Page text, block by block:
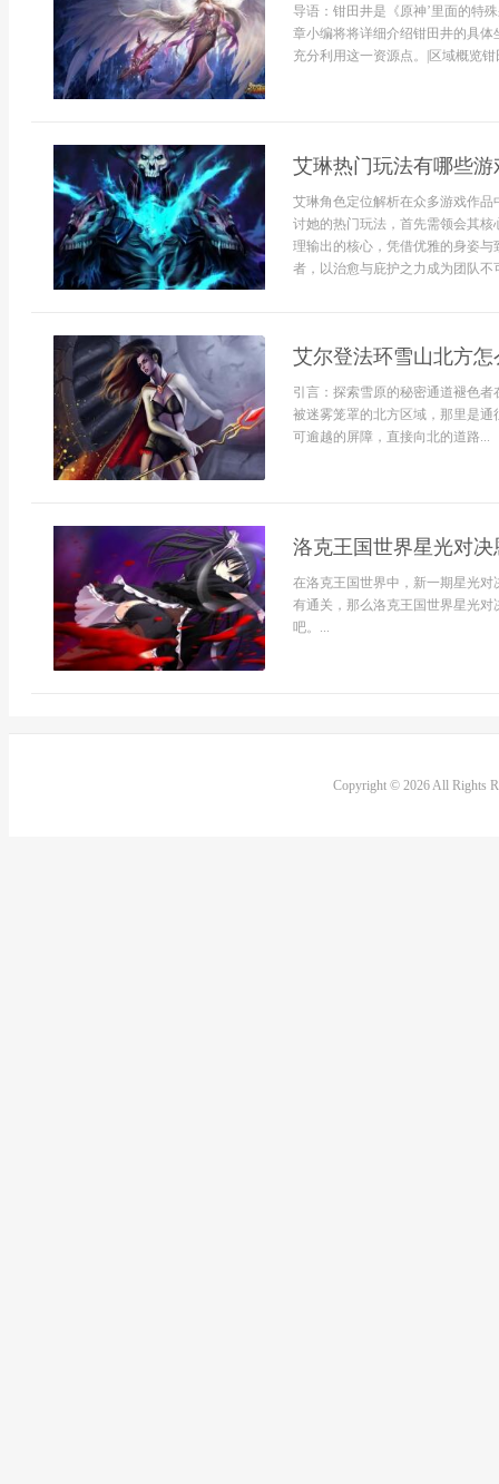
导语：钳田井是《原神’里面的特
章小编将将详细介绍钳田井的具
充分利用这一资源点。|区域概览
艾琳热门玩法有哪些
艾琳角色定位解析在众多游戏作
讨她的热门玩法，首先需领会其
理输出的核心，凭借优雅的身姿
者，以治愈与庇护之力成为团队
艾尔登法环雪山北方
引言：探索雪原的秘密通道褪色
被迷雾笼罩的北方区域，那里是
可逾越的屏障，直接向北的道路...
洛克王国世界星光对
在洛克王国世界中，新一期星光
有通关，那么洛克王国世界星光
吧。...
Copyright © 2026 All Rights